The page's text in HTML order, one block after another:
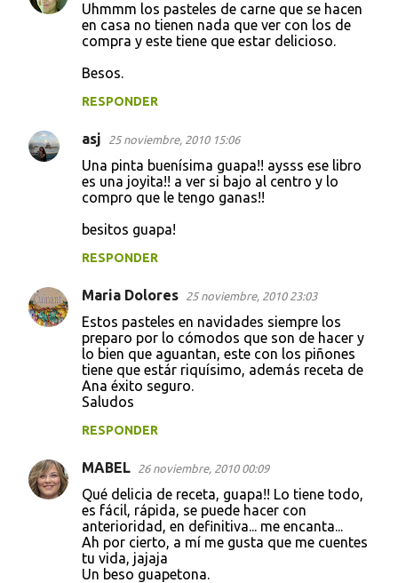
Uhmmm los pasteles de carne que se hacen
en casa no tienen nada que ver con los de
compra y este tiene que estar delicioso.
Besos.
RESPONDER
asj 25 noviembre, 2010 15:06
Una pinta buenísima guapa!! aysss ese libro
es una joyita!! a ver si bajo al centro y lo
compro que le tengo ganas!!
besitos guapa!
RESPONDER
Maria Dolores 25 noviembre, 2010 23:03
Estos pasteles en navidades siempre los
preparo por lo cómodos que son de hacer y
lo bien que aguantan, este con los piñones
tiene que estár riquísimo, además receta de
Ana éxito seguro.
Saludos
RESPONDER
MABEL 26 noviembre, 2010 00:09
Qué delicia de receta, guapa!! Lo tiene todo,
es fácil, rápida, se puede hacer con
anterioridad, en definitiva... me encanta...
Ah por cierto, a mí me gusta que me cuentes
tu vida, jajaja
Un beso guapetona.